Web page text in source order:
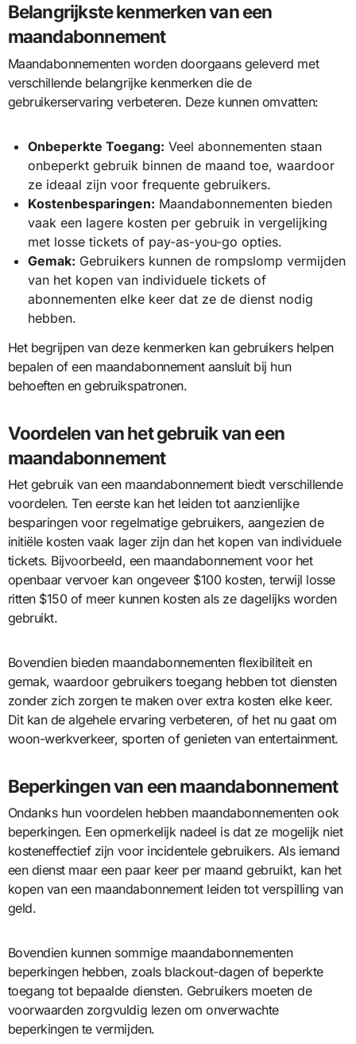
Belangrijkste kenmerken van een
maandabonnement
Maandabonnementen worden doorgaans geleverd met
verschillende belangrijke kenmerken die de
gebruikerservaring verbeteren. Deze kunnen omvatten:
Onbeperkte Toegang: Veel abonnementen staan
onbeperkt gebruik binnen de maand toe, waardoor
ze ideaal zijn voor frequente gebruikers.
Kostenbesparingen: Maandabonnementen bieden
vaak een lagere kosten per gebruik in vergelijking
met losse tickets of pay-as-you-go opties.
Gemak: Gebruikers kunnen de rompslomp vermijden
van het kopen van individuele tickets of
abonnementen elke keer dat ze de dienst nodig
hebben.
Het begrijpen van deze kenmerken kan gebruikers helpen
bepalen of een maandabonnement aansluit bij hun
behoeften en gebruikspatronen.
Voordelen van het gebruik van een
maandabonnement
Het gebruik van een maandabonnement biedt verschillende
voordelen. Ten eerste kan het leiden tot aanzienlijke
besparingen voor regelmatige gebruikers, aangezien de
initiële kosten vaak lager zijn dan het kopen van individuele
tickets. Bijvoorbeeld, een maandabonnement voor het
openbaar vervoer kan ongeveer $100 kosten, terwijl losse
ritten $150 of meer kunnen kosten als ze dagelijks worden
gebruikt.
Bovendien bieden maandabonnementen flexibiliteit en
gemak, waardoor gebruikers toegang hebben tot diensten
zonder zich zorgen te maken over extra kosten elke keer.
Dit kan de algehele ervaring verbeteren, of het nu gaat om
woon-werkverkeer, sporten of genieten van entertainment.
Beperkingen van een maandabonnement
Ondanks hun voordelen hebben maandabonnementen ook
beperkingen. Een opmerkelijk nadeel is dat ze mogelijk niet
kosteneffectief zijn voor incidentele gebruikers. Als iemand
een dienst maar een paar keer per maand gebruikt, kan het
kopen van een maandabonnement leiden tot verspilling van
geld.
Bovendien kunnen sommige maandabonnementen
beperkingen hebben, zoals blackout-dagen of beperkte
toegang tot bepaalde diensten. Gebruikers moeten de
voorwaarden zorgvuldig lezen om onverwachte
beperkingen te vermijden.